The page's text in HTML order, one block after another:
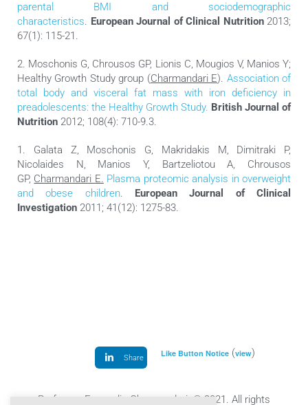
parental BMI and sociodemographic
characteristics. European Journal of Clinical Nutrition 2013;
67(1): 115-21.
2. Moschonis G, Chrousos GP, Lionis C, Mougios V, Manios Y;
Healthy Growth Study group (Charmandari E). Association of
total body and visceral fat mass with iron deficiency in
preadolescents: the Healthy Growth Study. British Journal of
Nutrition 2012; 108(4): 710-9.3.
1. Galata Z, Moschonis G, Makridakis M, Dimitraki P,
Nicolaides N, Manios Y, Bartzeliotou A, Chrousos
GP, Charmandari E. Plasma proteomic analysis in overweight
and obese children. European Journal of Clinical
Investigation 2011; 41(12): 1275-83.
Share Like Button Notice (view)
Professor Evangelia Charmandari © 2021. All rights